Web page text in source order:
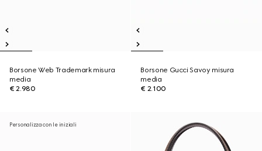
Borsone Web Trademark misura
media
€ 2.980
Borsone Gucci Savoy misura
media
€ 2.100
Personalizza con le iniziali